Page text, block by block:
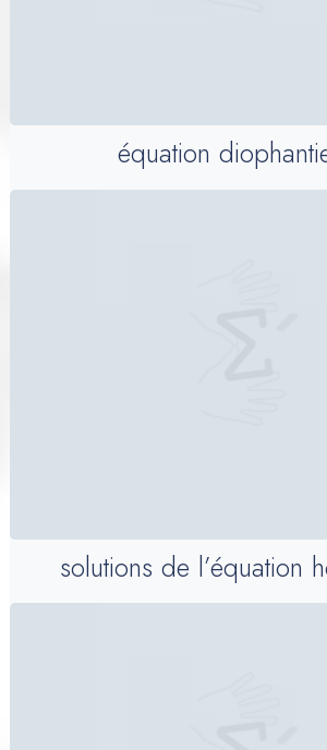
équation
solutions de l’équation